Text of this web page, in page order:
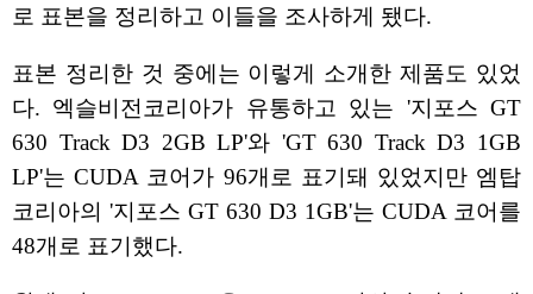
로 표본을 정리하고 이들을 조사하게 됐다.
표본 정리한 것 중에는 이렇게 소개한 제품도 있었
다. 엑슬비전코리아가 유통하고 있는 '지포스 GT
630 Track D3 2GB LP'와 'GT 630 Track D3 1GB
LP'는 CUDA 코어가 96개로 표기돼 있었지만 엠탑
코리아의 '지포스 GT 630 D3 1GB'는 CUDA 코어를
48개로 표기했다.